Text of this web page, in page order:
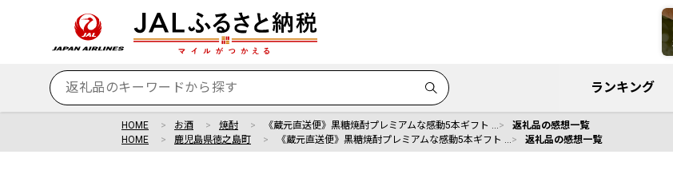
ランキング
HOME お酒 焼酎 《蔵元直送便》黒糖焼酎プレミアムな感動5本ギフト …
返礼品の感想一覧
HOME
鹿児島県徳之島町 《蔵元直送便》黒糖焼酎プレミアムな感動5本ギフト … 返礼品の感想一覧